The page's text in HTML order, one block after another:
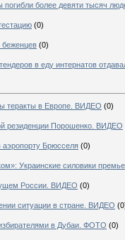
более девяти тысяч
(0)
беженцев (0)
в еду интернатов
теракты в Европе. ВИДЕО (0)
резиденции Порошенко. ВИДЕО
аэропорту Брюсселя (0)
Украинские силовики
России. ВИДЕО (0)
ситуации в стране. ВИДЕО
в Дубаи. ФОТО (0)